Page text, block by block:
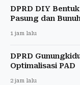
DPRD DIY
Pasung dan
1 jam lalu
DPRD
Optimalisasi PAD
2 jam lalu